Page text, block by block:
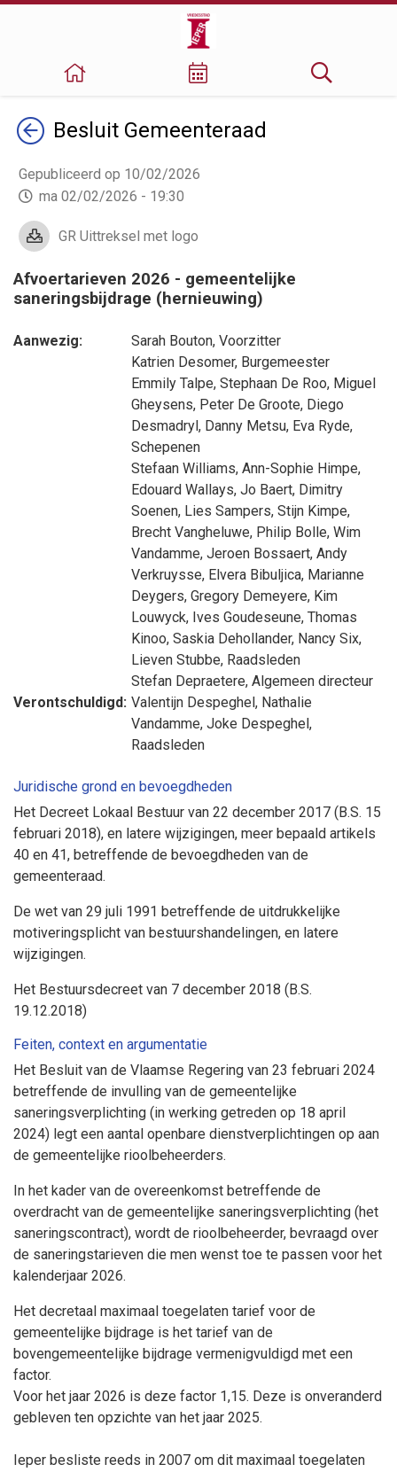
TerugBesluit Gemeenteraad
Gepubliceerd op 10/02/2026
ma 02/02/2026 - 19:30
GR Uittreksel met logo
Afvoertarieven 2026 - gemeentelijke
saneringsbijdrage (hernieuwing)
Aanwezig: Sarah Bouton, Voorzitter
Katrien Desomer, Burgemeester
Emmily Talpe, Stephaan De Roo, Miguel
Gheysens, Peter De Groote, Diego
Desmadryl, Danny Metsu, Eva Ryde,
Schepenen
Stefaan Williams, Ann-Sophie Himpe,
Edouard Wallays, Jo Baert, Dimitry
Soenen, Lies Sampers, Stijn Kimpe,
Brecht Vangheluwe, Philip Bolle, Wim
Vandamme, Jeroen Bossaert, Andy
Verkruysse, Elvera Bibuljica, Marianne
Deygers, Gregory Demeyere, Kim
Louwyck, Ives Goudeseune, Thomas
Kinoo, Saskia Dehollander, Nancy Six,
Lieven Stubbe, Raadsleden
Stefan Depraetere, Algemeen directeur
Verontschuldigd: Valentijn Despeghel, Nathalie
Vandamme, Joke Despeghel,
Raadsleden
Juridische grond en bevoegdheden
Het Decreet Lokaal Bestuur van 22 december 2017 (B.S. 15
februari 2018), en latere wijzigingen, meer bepaald artikels
40 en 41, betreffende de bevoegdheden van de
gemeenteraad.
De wet van 29 juli 1991 betreffende de uitdrukkelijke
motiveringsplicht van bestuurshandelingen, en latere
wijzigingen.
Het Bestuursdecreet van 7 december 2018 (B.S.
19.12.2018)
Feiten, context en argumentatie
Het Besluit van de Vlaamse Regering van 23 februari 2024
betreffende de invulling van de gemeentelijke
saneringsverplichting (in werking getreden op 18 april
2024) legt een aantal openbare dienstverplichtingen op aan
de gemeentelijke rioolbeheerders.
In het kader van de overeenkomst betreffende de
overdracht van de gemeentelijke saneringsverplichting (het
saneringscontract), wordt de rioolbeheerder, bevraagd over
de saneringstarieven die men wenst toe te passen voor het
kalenderjaar 2026.
Het decretaal maximaal toegelaten tarief voor de
gemeentelijke bijdrage is het tarief van de
bovengemeentelijke bijdrage vermenigvuldigd met een
factor.
Voor het jaar 2026 is deze factor 1,15. Deze is onveranderd
gebleven ten opzichte van het jaar 2025.
Ieper besliste reeds in 2007 om dit maximaal toegelaten